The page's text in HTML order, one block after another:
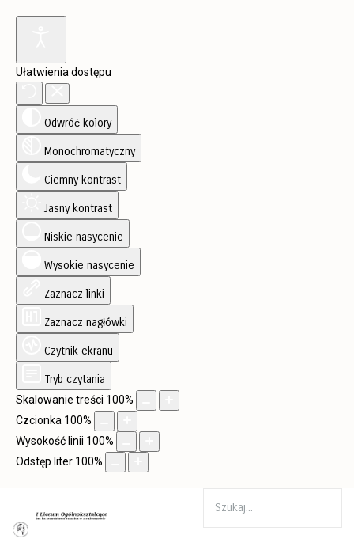
Ułatwienia dostępu
Odwróć kolory
Monochromatyczny
Ciemny kontrast
Jasny kontrast
Niskie nasycenie
Wysokie nasycenie
Zaznacz linki
Zaznacz nagłówki
Czytnik ekranu
Tryb czytania
Skalowanie treści 100%
Czcionka 100%
Wysokość linii 100%
Odstęp liter 100%